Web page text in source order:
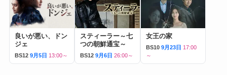
良いが悪い、ドン
ジェ
BS12 9月5日 13:00～
スティーラー～七
つの朝鮮通宝～
BS12 9月6日 26:00～
女王の家
BS10 9月23日 17:00
～